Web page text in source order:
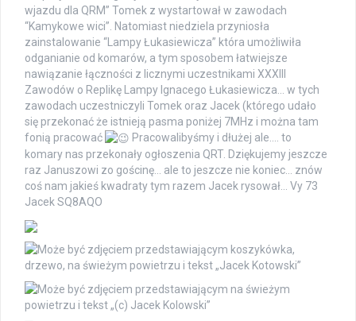
wjazdu dla QRM” Tomek z wystartował w zawodach
“Kamykowe wici”. Natomiast niedziela przyniosła
zainstalowanie “Lampy Łukasiewicza” która umożliwiła
odganianie od komarów, a tym sposobem łatwiejsze
nawiązanie łączności z licznymi uczestnikami XXXIII
Zawodów o Replikę Lampy Ignacego Łukasiewicza… w tych
zawodach uczestniczyli Tomek oraz Jacek (którego udało
się przekonać że istnieją pasma poniżej 7MHz i można tam
fonią pracować
Pracowalibyśmy i dłużej ale…. to
komary nas przekonały ogłoszenia QRT. Dziękujemy jeszcze
raz Januszowi zo gościnę… ale to jeszcze nie koniec… znów
coś nam jakieś kwadraty tym razem Jacek rysował… Vy 73
Jacek SQ8AQO